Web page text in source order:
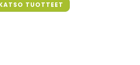
TUOTTEET